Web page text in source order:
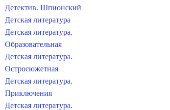
Детектив. Шпионский
Детская литература
Детская литература.
Образовательная
Детская литература.
Остросюжетная
Детская литература.
Приключения
Детская литература.